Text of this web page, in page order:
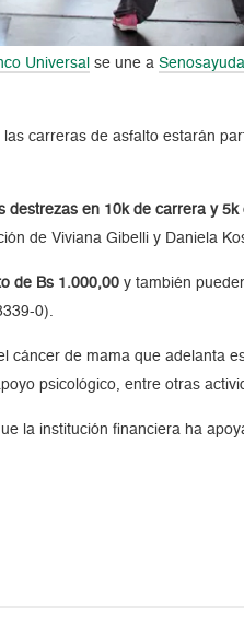
Universal se une aSenosayuda
las carreras de asfalto estarán
destrezas en 10k de carrera y 5k
de Viviana Gibelli y Daniela
de Bs 1.000,00 y también
0).​
cáncer de mama que adelanta
psicológico, entre otras
la institución financiera ha